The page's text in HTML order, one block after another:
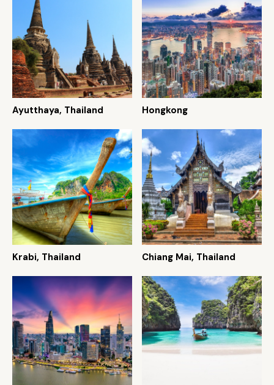
Ayutthaya, Thailand Hongkong
Krabi, Thailand Chiang Mai, Thailand